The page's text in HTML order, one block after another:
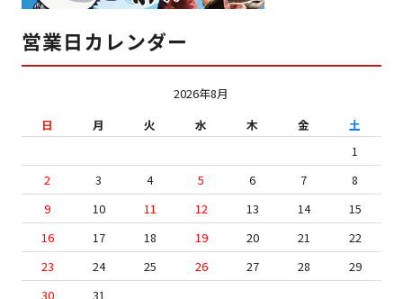
営業日カレンダー
2026年8月
日
月 火 水 木 金
土
1
2
3 4 5 6 7
8
9
10 11 12 13 14
15
16
17 18 19 20 21
22
23
24 25 26 27 28
29
30
31